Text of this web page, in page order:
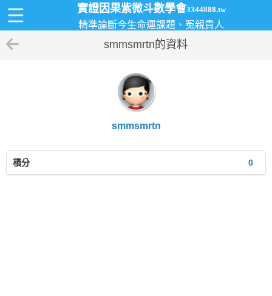
實證因果紫微斗數學會3344888.tw
精準論斷今生命運課題、冤親貴人
smmsmrtn的資料
smmsmrtn
0
積分